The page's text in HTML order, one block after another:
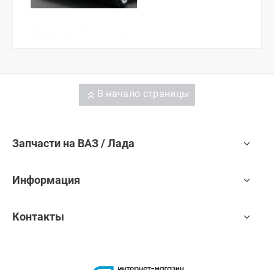
В начало страницы
Запчасти на ВАЗ / Лада
Информация
Контакты